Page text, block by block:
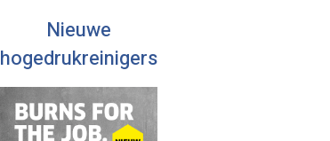
Nieuwe
hogedrukreinigers